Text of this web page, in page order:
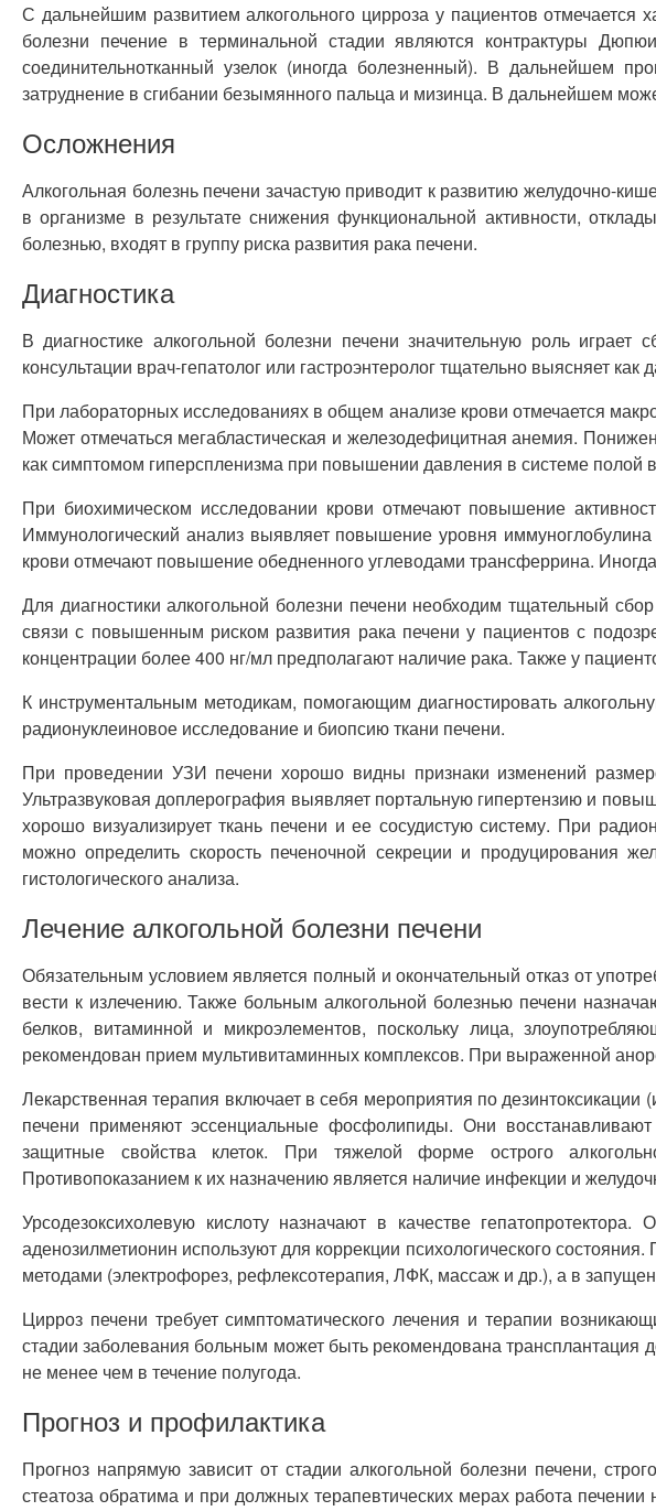
С дальнейшим развитием алкогольного цирроза у пациентов
болезни печение в терминальной стадии являются контрактуры
соединительнотканный узелок (иногда болезненный). В дальнейшем
затруднение в сгибании безымянного пальца и мизинца. В дальнейшем
Осложнения
Алкогольная болезнь печени зачастую приводит к развитию желудочно-
в организме в результате снижения функциональной активности,
болезнью, входят в группу риска развития рака печени.
Диагностика
В диагностике алкогольной болезни печени значительную роль
консультации врач-гепатолог или гастроэнтеролог тщательно выясняет
При лабораторных исследованиях в общем анализе крови отмечается
Может отмечаться мегабластическая и железодефицитная анемия.
как симптомом гиперспленизма при повышении давления в системе полой
При биохимическом исследовании крови отмечают повышение
Иммунологический анализ выявляет повышение уровня
крови отмечают повышение обедненного углеводами трансферрина.
Для диагностики алкогольной болезни печени необходим тщательный
связи с повышенным риском развития рака печени у пациентов с
концентрации более 400 нг/мл предполагают наличие рака. Также у
К инструментальным методикам, помогающим диагностировать
радионуклеиновое исследование и биопсию ткани печени.
При проведении УЗИ печени хорошо видны признаки изменений
Ультразвуковая доплерография выявляет портальную гипертензию и
хорошо визуализирует ткань печени и ее сосудистую систему. При
можно определить скорость печеночной секреции и продуцирования
гистологического анализа.
Лечение алкогольной болезни печени
Обязательным условием является полный и окончательный отказ от
вести к излечению. Также больным алкогольной болезнью печени
белков, витаминной и микроэлементов, поскольку лица,
рекомендован прием мультивитаминных комплексов. При выраженной
Лекарственная терапия включает в себя мероприятия по
печени применяют эссенциальные фосфолипиды. Они
защитные свойства клеток. При тяжелой форме острого
Противопоказанием к их назначению является наличие инфекции и
Урсодезоксихолевую кислоту назначают в качестве
аденозилметионин используют для коррекции психологического
методами (электрофорез, рефлексотерапия, ЛФК, массаж и др.), а в
Цирроз печени требует симптоматического лечения и терапии
стадии заболевания больным может быть рекомендована трансплантация
не менее чем в течение полугода.
Прогноз и профилактика
Прогноз напрямую зависит от стадии алкогольной болезни печени,
стеатоза обратима и при должных терапевтических мерах работа